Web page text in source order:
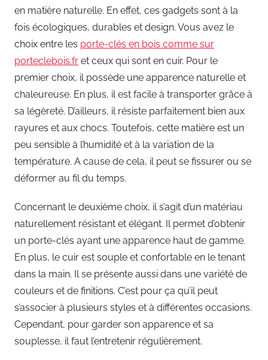
en matière naturelle. En effet, ces gadgets sont à la
fois écologiques, durables et design. Vous avez le
choix entre les porte-clés en bois comme sur
porteclebois.fr et ceux qui sont en cuir. Pour le
premier choix, il possède une apparence naturelle et
chaleureuse. En plus, il est facile à transporter grâce à
sa légèreté. D’ailleurs, il résiste parfaitement bien aux
rayures et aux chocs. Toutefois, cette matière est un
peu sensible à l’humidité et à la variation de la
température. A cause de cela, il peut se fissurer ou se
déformer au fil du temps.
Concernant le deuxième choix, il s’agit d’un matériau
naturellement résistant et élégant. Il permet d’obtenir
un porte-clés ayant une apparence haut de gamme.
En plus, le cuir est souple et confortable en le tenant
dans la main. Il se présente aussi dans une variété de
couleurs et de finitions. C’est pour ça qu’il peut
s’associer à plusieurs styles et à différentes occasions.
Cependant, pour garder son apparence et sa
souplesse, il faut l’entretenir régulièrement.